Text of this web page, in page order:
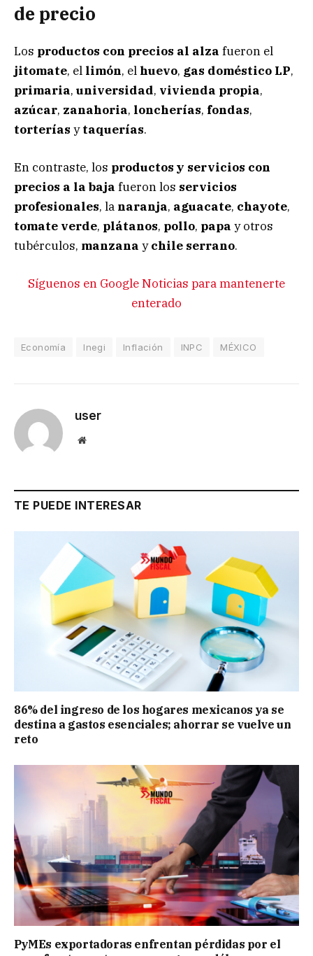
de precio
Los productos con precios al alza fueron el
jitomate, el limón, el huevo, gas doméstico LP,
primaria, universidad, vivienda propia,
azúcar, zanahoria, loncherías, fondas,
torterías ytaquerías.
En contraste, los productos y servicios con
precios a la baja fueron los servicios
profesionales, la naranja, aguacate, chayote,
tomate verde, plátanos, pollo, papa y otros
tubérculos, manzana ychile serrano.
Síguenos en Google Noticias para mantenerte
enterado
Economía Inegi Inflación INPC MÉXICO
user
Website
TE PUEDE INTERESAR
86% del ingreso de los hogares mexicanos ya se
destina a gastos esenciales; ahorrar se vuelve un
reto
PyMEs exportadoras enfrentan pérdidas por el